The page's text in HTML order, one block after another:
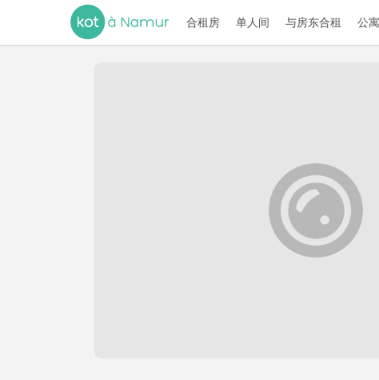
合租房 单人间 与房东合租 公